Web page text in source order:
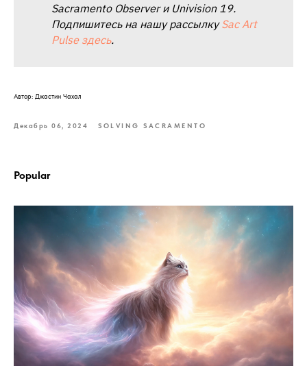
Sacramento Observer и Univision 19.
Подпишитесь на нашу рассылкуSac Art
Pulse здесь.
Автор: Джастин Чахал
Декабрь 06, 2024 SOLVING SACRAMENTO
Popular